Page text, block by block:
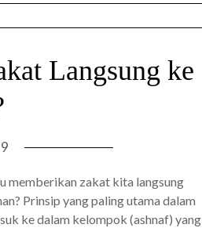
Langsung ke
memberikan zakat kita langsung
Prinsip yang paling utama dalam
ke dalam kelompok (ashnaf) yang